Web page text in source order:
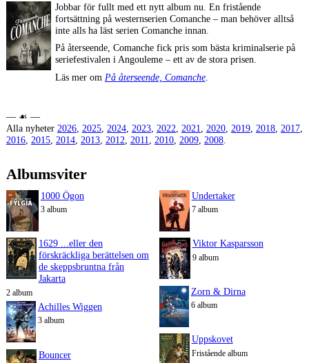
Jobbar för fullt med ett nytt album nu. En fristående
fortsättning på westernserien Comanche – man behöver alltså
inte alls ha läst serien Comanche innan.
På återseende, Comanche fick pris som bästa kriminalserie på
seriefestivalen i Angouleme – ett av de stora prisen.
Läs mer om På återseende, Comanche.
― ☙ ―
Alla nyheter 2026, 2025, 2024, 2023, 2022, 2021, 2020, 2019, 2018, 2017,
2016, 2015, 2014, 2013, 2012, 2011, 2010, 2009, 2008.
Albumsviter
1000 Ögon
3 album
1629 ...eller den
förskräckliga berättelsen om
de skeppsbruntna från
Jakarta
2 album
Achilles Wiggen
3 album
Bouncer
Undertaker
7 album
Viktor Kasparsson
9 album
Zorn & Dirna
6 album
Uppskovet
Fristående album